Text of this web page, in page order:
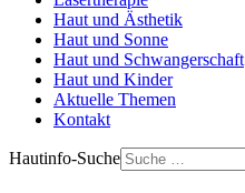
Haut und Ästhetik
Haut und Sonne
Haut und Schwangerschaft
Haut und Kinder
Aktuelle Themen
Kontakt
Hautinfo-Suche